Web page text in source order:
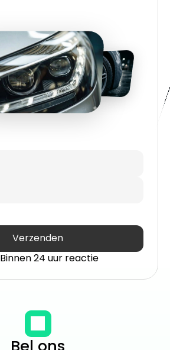
Verzenden
Binnen 24 uur reactie
Bel ons